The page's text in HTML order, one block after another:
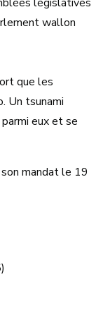
wallon
que les
Un tsunami
eux et se
mandat le 19